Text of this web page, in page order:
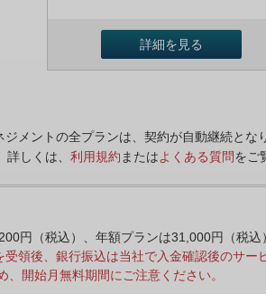
詳細を見る
ジメントの全プランは、契約が自動継続とな
詳しくは、 利用規約 またはよくある質問をご
円（税込）、年額プランは31,000円（税込
領後、銀行振込は当社で入金確認後のサー
開始月無料期間にご注意ください。